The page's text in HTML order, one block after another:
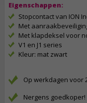
Eigenschappen:
Stopcontact van ION
Met
Met klapdeksel voor
V1 en J1 series
Kleur: mat zwart
Op werkdagen voor
Nergens goedkoper!